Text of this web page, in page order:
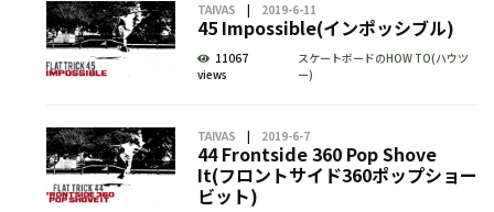
TAIVAS 2019-6-11
45 Impossible(インポッシブル)
11067
views
スケートボードのHOW TO(ハウツ
ー)
TAIVAS 2019-6-7
44 Frontside 360 Pop Shove
It(フロントサイド360ポップショー
ビット)